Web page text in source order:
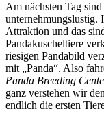
Am nächsten Tag
unternehmungslustig.
Attraktion und das
Pandakuscheltiere
riesigen Pandabild
mit „Panda“. Also
Panda Breeding
ganz verstehen wir
endlich die ersten